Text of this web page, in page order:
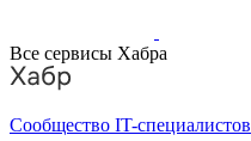
Все сервисы Хабра
Сообщество IT-специалистов